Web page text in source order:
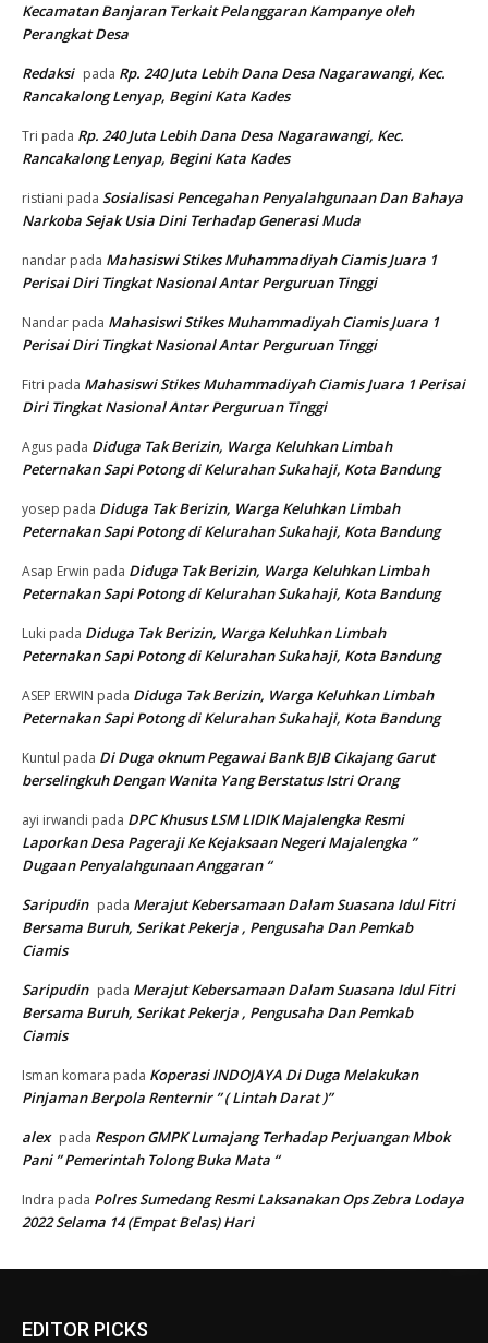
Kecamatan Banjaran Terkait Pelanggaran Kampanye oleh
Perangkat Desa
Redaksi pada Rp. 240 Juta Lebih Dana Desa Nagarawangi, Kec.
Rancakalong Lenyap, Begini Kata Kades
Tri pada Rp. 240 Juta Lebih Dana Desa Nagarawangi, Kec.
Rancakalong Lenyap, Begini Kata Kades
ristiani pada Sosialisasi Pencegahan Penyalahgunaan Dan Bahaya
Narkoba Sejak Usia Dini Terhadap Generasi Muda
nandar pada Mahasiswi Stikes Muhammadiyah Ciamis Juara 1
Perisai Diri Tingkat Nasional Antar Perguruan Tinggi
Nandar pada Mahasiswi Stikes Muhammadiyah Ciamis Juara 1
Perisai Diri Tingkat Nasional Antar Perguruan Tinggi
Fitri pada Mahasiswi Stikes Muhammadiyah Ciamis Juara 1 Perisai
Diri Tingkat Nasional Antar Perguruan Tinggi
Agus pada Diduga Tak Berizin, Warga Keluhkan Limbah
Peternakan Sapi Potong di Kelurahan Sukahaji, Kota Bandung
yosep pada Diduga Tak Berizin, Warga Keluhkan Limbah
Peternakan Sapi Potong di Kelurahan Sukahaji, Kota Bandung
Asap Erwin pada Diduga Tak Berizin, Warga Keluhkan Limbah
Peternakan Sapi Potong di Kelurahan Sukahaji, Kota Bandung
Luki pada Diduga Tak Berizin, Warga Keluhkan Limbah
Peternakan Sapi Potong di Kelurahan Sukahaji, Kota Bandung
ASEP ERWIN pada Diduga Tak Berizin, Warga Keluhkan Limbah
Peternakan Sapi Potong di Kelurahan Sukahaji, Kota Bandung
Kuntul pada Di Duga oknum Pegawai Bank BJB Cikajang Garut
berselingkuh Dengan Wanita Yang Berstatus Istri Orang
ayi irwandi pada DPC Khusus LSM LIDIK Majalengka Resmi
Laporkan Desa Pageraji Ke Kejaksaan Negeri Majalengka ”
Dugaan Penyalahgunaan Anggaran “
Saripudin pada Merajut Kebersamaan Dalam Suasana Idul Fitri
Bersama Buruh, Serikat Pekerja , Pengusaha Dan Pemkab
Ciamis
Saripudin pada Merajut Kebersamaan Dalam Suasana Idul Fitri
Bersama Buruh, Serikat Pekerja , Pengusaha Dan Pemkab
Ciamis
Isman komara pada Koperasi INDOJAYA Di Duga Melakukan
Pinjaman Berpola Renternir ” ( Lintah Darat )”
alex pada Respon GMPK Lumajang Terhadap Perjuangan Mbok
Pani ” Pemerintah Tolong Buka Mata “
Indra pada Polres Sumedang Resmi Laksanakan Ops Zebra Lodaya
2022 Selama 14 (Empat Belas) Hari
EDITOR PICKS